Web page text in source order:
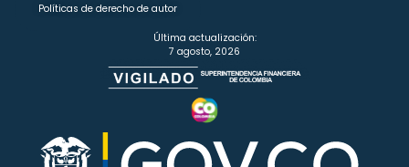
Políticas de derecho de autor
Última actualización:
7 agosto, 2026